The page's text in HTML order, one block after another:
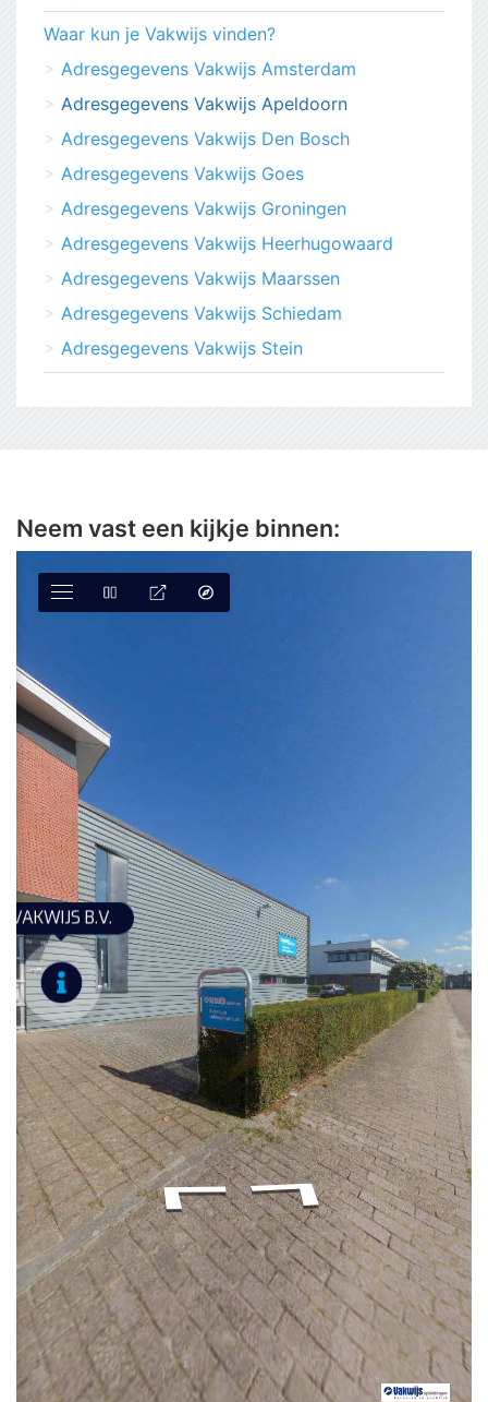
Waar kun je Vakwijs vinden?
Adresgegevens Vakwijs Amsterdam
Adresgegevens Vakwijs Apeldoorn
Adresgegevens Vakwijs Den Bosch
Adresgegevens Vakwijs Goes
Adresgegevens Vakwijs Groningen
Adresgegevens Vakwijs Heerhugowaard
Adresgegevens Vakwijs Maarssen
Adresgegevens Vakwijs Schiedam
Adresgegevens Vakwijs Stein
Neem vast een kijkje binnen: